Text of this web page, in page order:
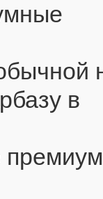
в